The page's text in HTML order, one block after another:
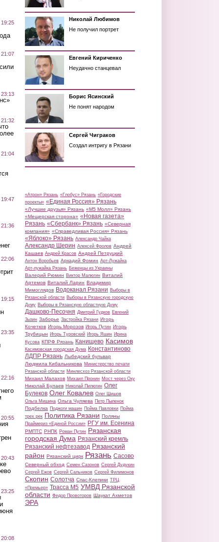
Николай Любимов
Не получил портрет
Евгений Кириченко
Неудачно станцевал
Борис Ясинский
Не понят народом
Сергей Чиграков
Создал интригу в Рязани
«Атрон» Рязань «Глобус» Рязань «Городские
проекты» «Единая Россия» Рязань
«Лучшие друзья» Рязань «М5 Молл» Рязань
«Мещерская сторона» «Новая газета»
Рязань «Сбербанк» Рязань «Северная
компания» «Справедливая Россия» Рязань
«Яблоко» Рязань Александр Чайка
Александр Шерин Алексей Фролов Андрей
Кашаев Андрей Красов Андрей Петруцкий
Антон Воробьев Аркадий Фомин Арт-Лужайка
Арт-лужайка Рязань Беженцы из Украины
Валерий Рюмин Виктор Малюгин Виталий
Артемов Виталий Ларин Владимир
Мимоглядов Водоканал Рязани Выборы в
Рязанской области Выборы в Рязанскую городскую
Думу Выборы в Рязанскую областную Думу
Дашково-Песочня Дмитрий Гудков Евгений
Зызин Заборье Застройка Рязани Игорь
Кочетков Игорь Морозов Игорь Путин Игорь
Трубицын Игорь Туровский Игорь Яшин Ирина
Кусова КПРФ Рязань Канищево Касимов
Касимовская городская Дума Константиново
ЛДПР Рязань Лыбедский бульвар
Людмила Кибальникова Министерство печати
Рязанской области Минлесхоз Рязанской области
Михаил Малахов Михаил Пронин Мост через Оку
Николай Булаев Николай Пилюгин Олег
Булеков Олег Ковалев Олег Шишов
Ольга Мишина Ольга Чуляева Петр Пыленок
Подбелка Поджоги машин Пойма Павловки Пойма
трех рек Политика Рязани Поляны
Праймериз «Единой России» РГУ им. Есенина
РМПТС РНПК Роман Путин Рязанская
городская Дума Рязанский кремль
Рязанский нефтезавод Рязанский
район Рязанский цирк Рязань Сасово
Северный обход Семен Сазонов Сергей Дудукин
Сергей Ежов Сергей Сальников Сергей Филимонов
Скопин Солотча Спас-Клепики ТРЦ
«Премьер» Трасса М5 УМВД Рязанской
области Федор Провоторов Шаукат Ахметов
ЭРА